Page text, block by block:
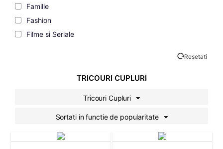
Familie
Fashion
Filme si Seriale
Romanesti
Resetati
TRICOURI CUPLURI
Tricouri Cupluri
Sortati in functie de popularitate